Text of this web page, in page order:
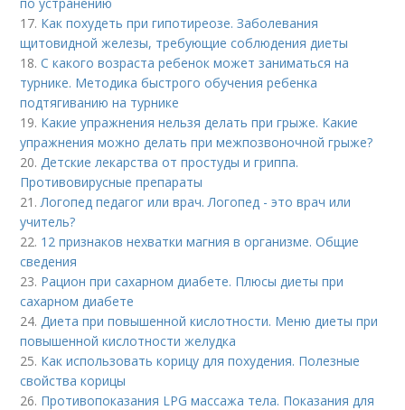
17. Как похудеть при гипотиреозе. Заболевания
щитовидной железы, требующие соблюдения диеты
18.С какого возраста ребенок может заниматься на
турнике. Методика быстрого обучения ребенка
подтягиванию на турнике
19. Какие упражнения нельзя делать при грыже. Какие
упражнения можно делать при межпозвоночной грыже?
20.Детские лекарства от простуды и гриппа.
Противовирусные препараты
21.Логопед педагог или врач. Логопед - это врач или
учитель?
22. 12 признаков нехватки магния в организме. Общие
сведения
23. Рацион при сахарном диабете. Плюсы диеты при
сахарном диабете
24.Диета при повышенной кислотности. Меню диеты при
повышенной кислотности желудка
25. Как использовать корицу для похудения. Полезные
свойства корицы
26. Противопоказания LPG массажа тела. Показания для